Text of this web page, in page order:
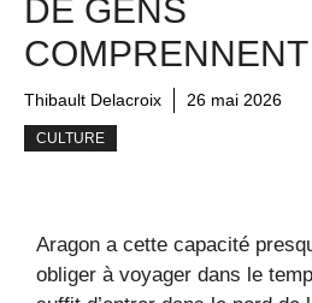
DE GENS
COMPRENNENT
Thibault Delacroix 26 mai 2026
CULTURE
Aragon a cette capacité
obliger à voyager dans le